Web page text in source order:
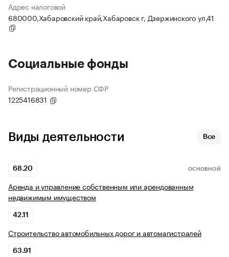
Адрес налоговой
680000,Хабаровский край,Хабаровск г, Дзержинского ул,41
Социальные фонды
Регистрационный номер СФР
1225416831
Виды деятельности Все
68.20 ОСНОВНОЙ
Аренда и управление собственным или арендованным
недвижимым имуществом
42.11
Строительство автомобильных дорог и автомагистралей
63.91